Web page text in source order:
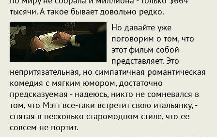
тысячи. А такое бывает довольно редко.
Но давайте уже
поговорим о том, что
этот фильм собой
представляет. Это
непритязательная, но симпатичная романтическая
комедия с мягким юмором, достаточно
предсказуемая - надеюсь, никто не сомневался в
том, что Мэтт все-таки встретит свою итальянку, -
снятая в несколько старомодном стиле, что ее
совсем не портит.